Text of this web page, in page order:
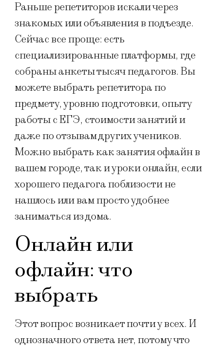
Раньше репетиторов искали через
знакомых или объявления в подъезде.
Сейчас все проще: есть
специализированные платформы, где
собраны анкеты тысяч педагогов. Вы
можете выбрать репетитора по
предмету, уровню подготовки, опыту
работы с ЕГЭ, стоимости занятий и
даже по отзывам других учеников.
Можно выбрать как занятия офлайн в
вашем городе, так и уроки онлайн, если
хорошего педагога поблизости не
нашлось или вам просто удобнее
заниматься из дома.
Онлайн или
офлайн: что
выбрать
Этот вопрос возникает почти у всех. И
однозначного ответа нет, потому что